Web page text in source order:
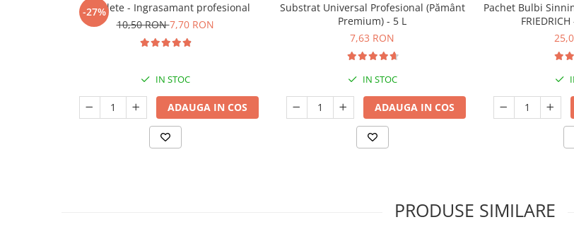
-27%
5 Tablete - Ingrasamant profesional
10,50 RON7,70 RON
IN STOC
ADAUGA IN COS
Substrat Universal Profesional (Pământ
Premium) - 5 L
7,63 RON
IN STOC
ADAUGA IN COS
Pachet Bulbi
PRODUSE SIMILARE